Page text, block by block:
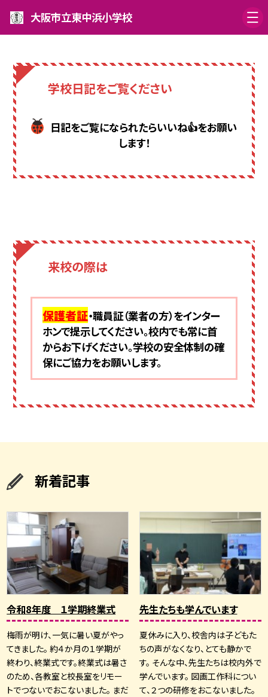
大阪市立東中浜小学校
学校日記をご覧ください
日記をご覧になられたらいいね👍をお願い
します！
来校の際は
保護者証・職員証（業者の方）をインター
ホンで提示してください。校内でも常に首
からお下げください。学校の安全体制の確
保にご協力をお願いします。
新着記事
令和8年度 １学期終業式
梅雨が明け、一気に暑い夏がやっ
てきました。 約４か月の１学期が
終わり、終業式です。終業式は暑さ
のため、各教室と校長室をリモー
トでつないでおこないました。 まだ
先生たちも学んでいます
夏休みに入り、校舎内は子どもた
ちの声がなくなり、とても静かで
す。 そんな中、先生たちは校内外で
学んでいます。 図画工作科につい
て、２つの研修をおこないました。